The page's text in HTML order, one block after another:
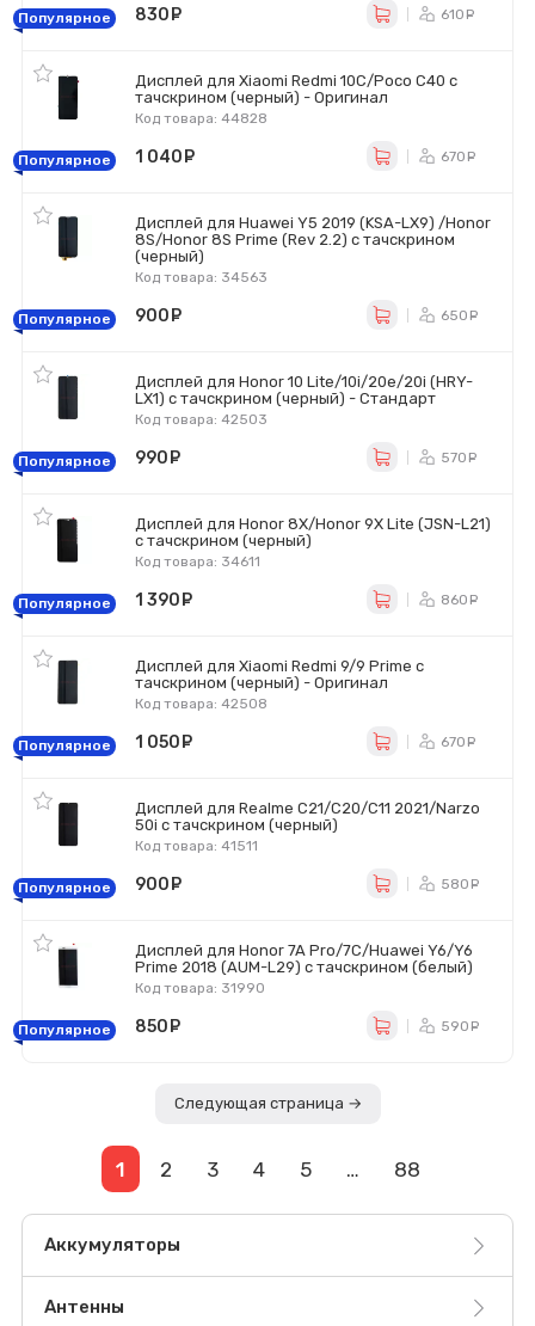
Популярное 830 610
Дисплей для Xiaomi Redmi 10C/Poco C40 с
тачскрином (черный) - Оригинал
Код товара: 44828
Популярное 1 040 670
Дисплей для Huawei Y5 2019 (KSA-LX9) /Honor
8S/Honor 8S Prime (Rev 2.2) с тачскрином
(черный)
Код товара: 34563
Популярное 900 650
Дисплей для Honor 10 Lite/10i/20e/20i (HRY-
LX1) с тачскрином (черный) - Стандарт
Код товара: 42503
Популярное 990 570
Дисплей для Honor 8X/Honor 9X Lite (JSN-L21)
с тачскрином (черный)
Код товара: 34611
Популярное 1 390 860
Дисплей для Xiaomi Redmi 9/9 Prime с
тачскрином (черный) - Оригинал
Код товара: 42508
Популярное 1 050 670
Дисплей для Realme C21/C20/C11 2021/Narzo
50i с тачскрином (черный)
Код товара: 41511
Популярное 900 580
Дисплей для Honor 7A Pro/7C/Huawei Y6/Y6
Prime 2018 (AUM-L29) с тачскрином (белый)
Код товара: 31990
Популярное 850 590
Следующая страница →
1 2 3 4 5 … 88
Аккумуляторы
Антенны